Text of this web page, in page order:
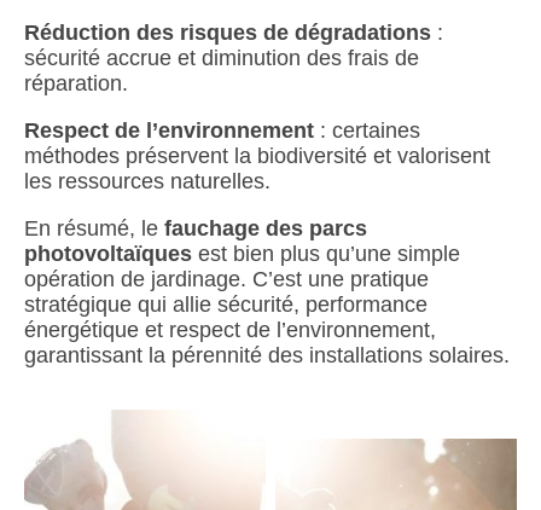
Réduction des risques de dégradations :
sécurité accrue et diminution des frais de
réparation.
Respect de l’environnement : certaines
méthodes préservent la biodiversité et valorisent
les ressources naturelles.
En résumé, le fauchage des parcs
photovoltaïques est bien plus qu’une simple
opération de jardinage. C’est une pratique
stratégique qui allie sécurité, performance
énergétique et respect de l’environnement,
garantissant la pérennité des installations solaires.